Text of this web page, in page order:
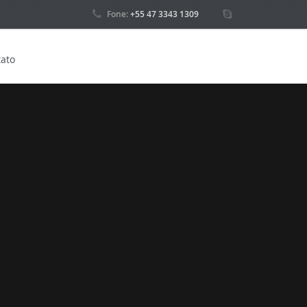
Fone:+55 47 3343 1309